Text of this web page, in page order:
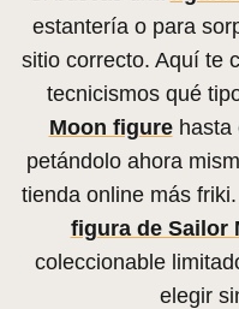
estantería o para
sitio correcto. Aquí te
tecnicismos qué
Moon figurehasta
petándolo ahora
tienda online más
figura de Sailor
coleccionable
elegir